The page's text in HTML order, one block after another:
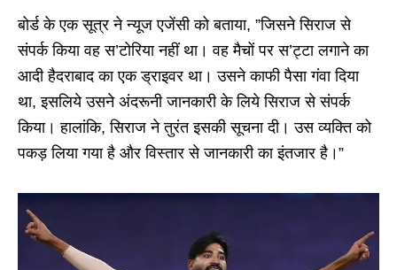
बोर्ड के एक सूत्र ने न्यूज एजेंसी को बताया, ”जिसने सिराज से
संपर्क किया वह स’टोरिया नहीं था। वह मैचों पर स’ट्टा लगाने का
आदी हैदराबाद का एक ड्राइवर था। उसने काफी पैसा गंवा दिया
था, इसलिये उसने अंदरूनी जानकारी के लिये सिराज से संपर्क
किया। हालांकि, सिराज ने तुरंत इसकी सूचना दी। उस व्यक्ति को
पकड़ लिया गया है और विस्तार से जानकारी का इंतजार है।”